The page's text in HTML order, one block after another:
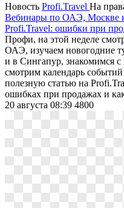
Новость Profi.Travel На
Вебинары по ОАЭ, Москве
Profi.Travel: ошибки при
Профи, на этой неделе
ОАЭ, изучаем новогодние
и в Сингапур, знакомимся
смотрим календарь
полезную статью на
ошибках при продажах и
20 августа 08:39 4800